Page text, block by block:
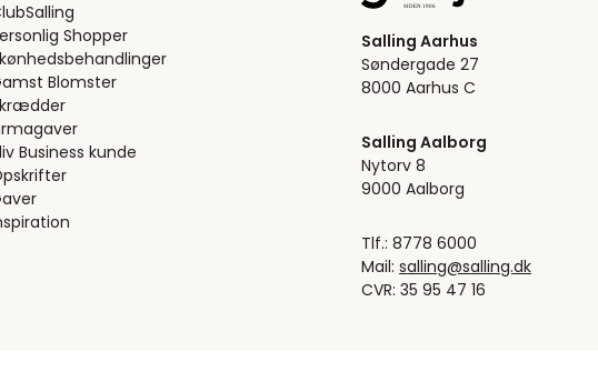
Shopper
Blomster
Business kunde
Salling Aarhus
Søndergade 27
8000 Aarhus C
Salling Aalborg
Nytorv 8
9000 Aalborg
Tlf.: 8778 6000
Mail: salling@salling.dk
CVR: 35 95 47 16